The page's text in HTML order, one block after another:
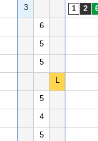
3
6
5
5
L
5
4
5